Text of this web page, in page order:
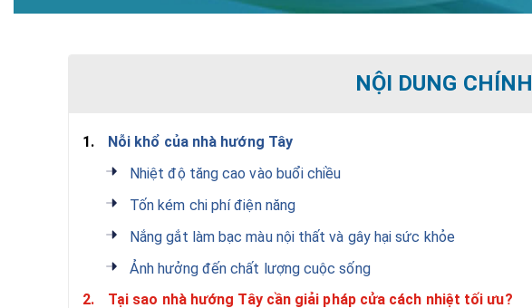
NỘI DUNG CHÍNH
1.
Nỗi khổ của nhà hướng Tây
Nhiệt độ tăng cao vào buổi chiều
Tốn kém chi phí điện năng
Nắng gắt làm bạc màu nội thất và gây hại sức khỏe
Ảnh hưởng đến chất lượng cuộc sống
2.
Tại sao nhà hướng Tây cần giải pháp cửa cách nhiệt tối ưu?